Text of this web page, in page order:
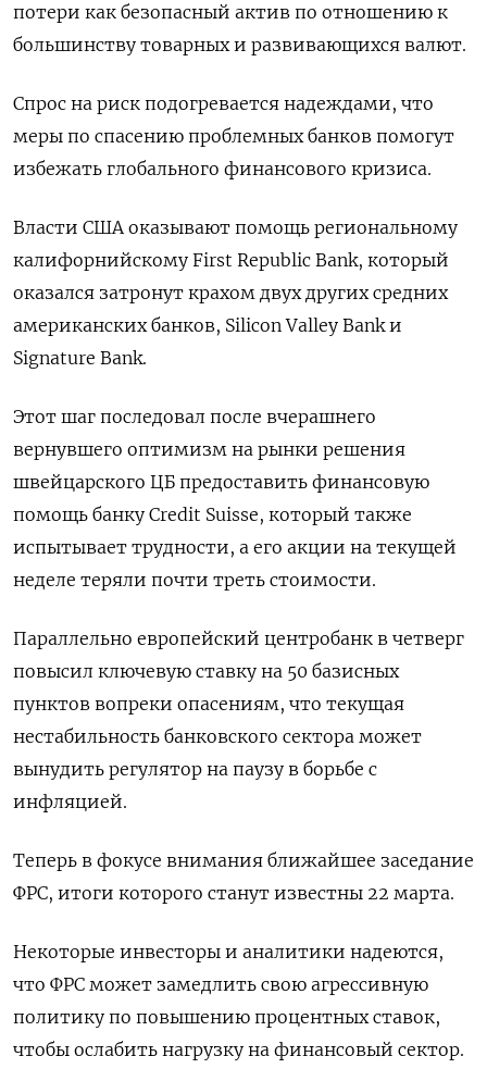
потери как безопасный актив по отношению к
большинству товарных и развивающихся валют.
Спрос на риск подогревается надеждами, что
меры по спасению проблемных банков помогут
избежать глобального финансового кризиса.
Власти США оказывают помощь региональному
калифорнийскому First Republic Bank, который
оказался затронут крахом двух других средних
американских банков, Silicon Valley Bank и
Signature Bank.
Этот шаг последовал после вчерашнего
вернувшего оптимизм на рынки решения
швейцарского ЦБ предоставить финансовую
помощь банку Credit Suisse, который также
испытывает трудности, а его акции на текущей
неделе теряли почти треть стоимости.
Параллельно европейский центробанк в четверг
повысил ключевую ставку на 50 базисных
пунктов вопреки опасениям, что текущая
нестабильность банковского сектора может
вынудить регулятор на паузу в борьбе с
инфляцией.
Теперь в фокусе внимания ближайшее заседание
ФРС, итоги которого станут известны 22 марта.
Некоторые инвесторы и аналитики надеются,
что ФРС может замедлить свою агрессивную
политику по повышению процентных ставок,
чтобы ослабить нагрузку на финансовый сектор.